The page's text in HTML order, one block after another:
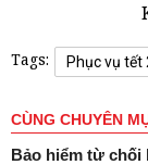
Tags: Phục vụ tết
CÙNG CHUYÊN
Bảo hiểm từ